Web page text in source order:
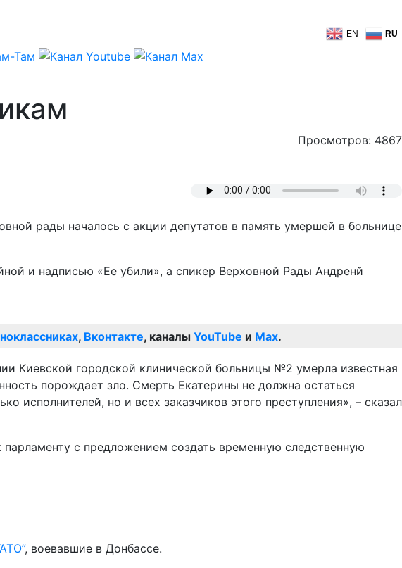
EN RU
Просмотров: 4867
рады началось с акции депутатов в память умершей в больнице
и надписью «Ее убили», а спикер Верховной Рады Андренй
, Вконтакте, каналы YouTube и Max.
Киевской городской клинической больницы №2 умерла известная
порождает зло. Смерть Екатерины не должна остаться
исполнителей, но и всех заказчиков этого преступления», – сказал
с предложением создать временную следственную
, воевавшие в Донбассе.